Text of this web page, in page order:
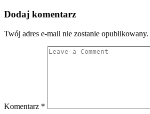
Dodaj komentarz
Twój adres e-mail nie zostanie opublikowany.
Komentarz *